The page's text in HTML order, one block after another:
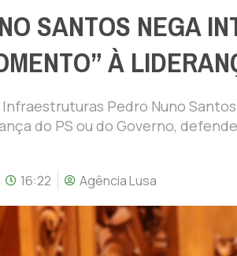
SANTOS NEGA
À
Pedro Nuno
do PS ou do Governo,
16:22 Agência Lusa